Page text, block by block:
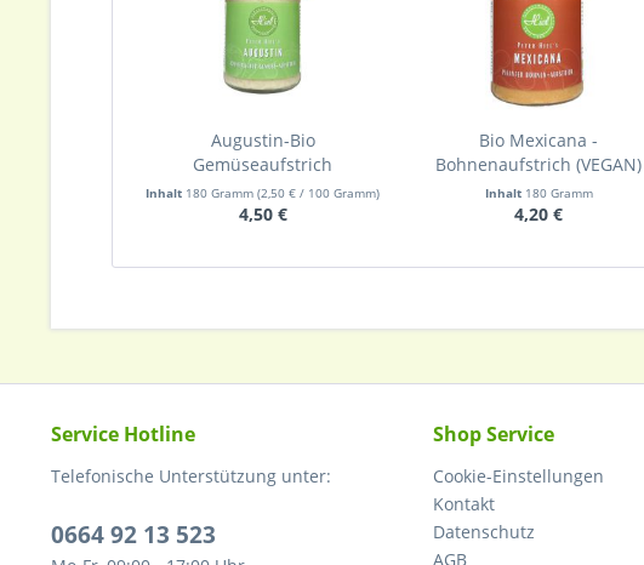
Augustin-Bio
Gemüseaufstrich
Inhalt 180 Gramm(2,50 € / 100 Gramm)
4,50 €
Bio Mexicana -
Bohnenaufstrich (VEGAN)
Inhalt 180 Gramm
4,20 €
Service Hotline
Telefonische Unterstützung unter:
0664 92 13 523
Shop Service
Cookie-Einstellungen
Kontakt
Datenschutz
AGB